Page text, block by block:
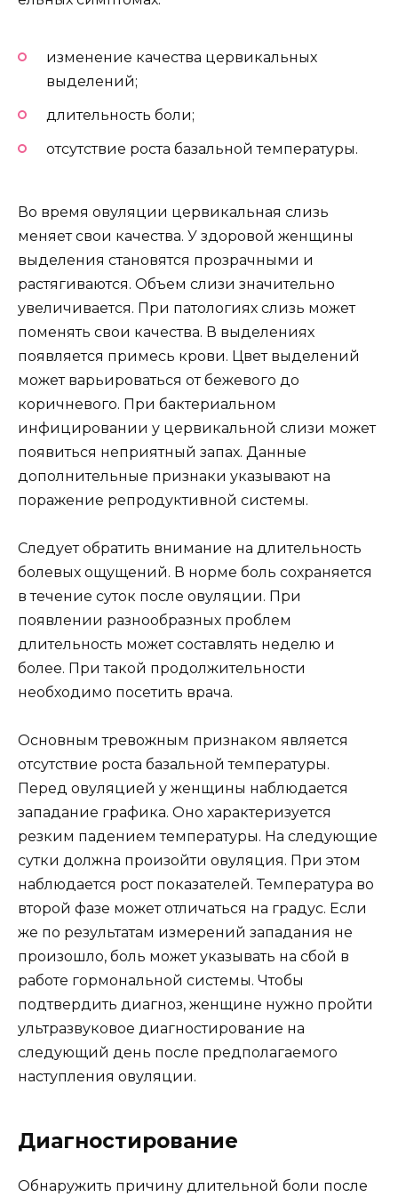
изменение качества цервикальных
выделений;
длительность боли;
отсутствие роста базальной температуры.
Во время овуляции цервикальная слизь
меняет свои качества. У здоровой женщины
выделения становятся прозрачными и
растягиваются. Объем слизи значительно
увеличивается. При патологиях слизь может
поменять свои качества. В выделениях
появляется примесь крови. Цвет выделений
может варьироваться от бежевого до
коричневого. При бактериальном
инфицировании у цервикальной слизи может
появиться неприятный запах. Данные
дополнительные признаки указывают на
поражение репродуктивной системы.
Следует обратить внимание на длительность
болевых ощущений. В норме боль сохраняется
в течение суток после овуляции. При
появлении разнообразных проблем
длительность может составлять неделю и
более. При такой продолжительности
необходимо посетить врача.
Основным тревожным признаком является
отсутствие роста базальной температуры.
Перед овуляцией у женщины наблюдается
западание графика. Оно характеризуется
резким падением температуры. На следующие
сутки должна произойти овуляция. При этом
наблюдается рост показателей. Температура во
второй фазе может отличаться на градус. Если
же по результатам измерений западания не
произошло, боль может указывать на сбой в
работе гормональной системы. Чтобы
подтвердить диагноз, женщине нужно пройти
ультразвуковое диагностирование на
следующий день после предполагаемого
наступления овуляции.
Диагностирование
Обнаружить причину длительной боли после